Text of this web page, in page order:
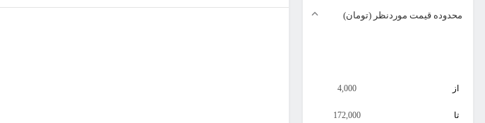
محدوده قیمت موردنظر (تومان)
از 4,000
تا 172,000